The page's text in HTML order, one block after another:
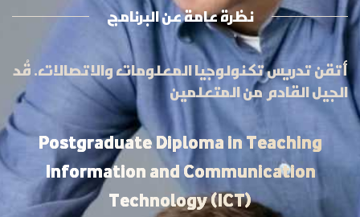
نظرة عامة عن البرنامج
أتقن تدريس تكنولوجيا المعلومات والاتصالات. قُد
الجيل القادم من المتعلمين
Postgraduate Diploma in Teaching
Information and Communication
Technology (ICT)